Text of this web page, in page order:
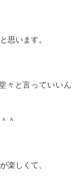
思います。
々と言っていいん
＾
楽しくて、